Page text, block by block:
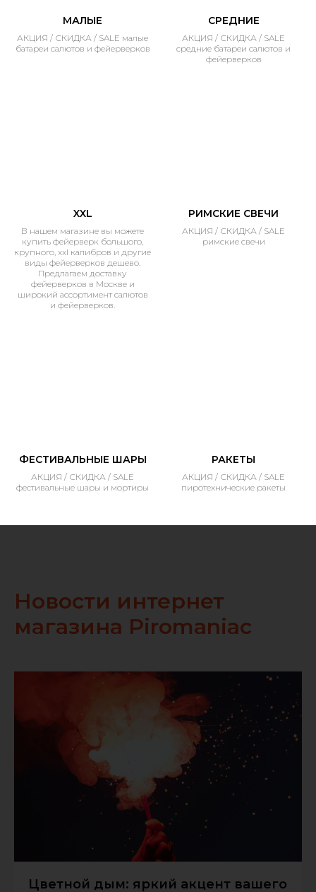
МАЛЫЕ
АКЦИЯ / СКИДКА / SALE малые
батареи салютов и фейерверков
СРЕДНИЕ
АКЦИЯ / СКИДКА / SALE
средние батареи салютов и
фейерверков
XXL
В нашем магазине вы можете
купить фейерверк большого,
крупного, xxl калибров и другие
виды фейерверков дешево.
Предлагаем доставку
фейерверков в Москве и
широкий ассортимент салютов
и фейерверков.
РИМСКИЕ СВЕЧИ
АКЦИЯ / СКИДКА / SALE
римские свечи
ФЕСТИВАЛЬНЫЕ ШАРЫ
АКЦИЯ / СКИДКА / SALE
фестивальные шары и мортиры
РАКЕТЫ
АКЦИЯ / СКИДКА / SALE
пиротехнические ракеты
Новости интернет
магазина Piromaniac
Цветной дым: яркий акцент вашего